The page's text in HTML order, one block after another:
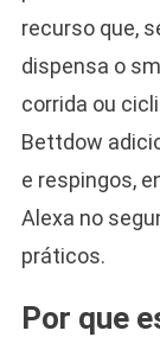
recurso que,
dispensa o
corrida ou
Bettdow
e respingos,
Alexa no
práticos.
Por que